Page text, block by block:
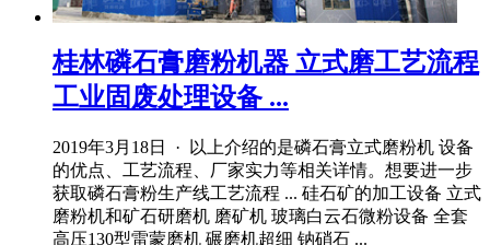
桂林磷石膏磨粉机器 立式磨工艺流程
工业固废处理设备 ...
2019年3月18日 · 以上介绍的是磷石膏立式磨粉机 设备
的优点、工艺流程、厂家实力等相关详情。想要进一步
获取磷石膏粉生产线工艺流程 ... 硅石矿的加工设备 立式
磨粉机和矿石研磨机 磨矿机 玻璃白云石微粉设备 全套
高压130型雷蒙磨机 碾磨机超细 钠硝石 ...